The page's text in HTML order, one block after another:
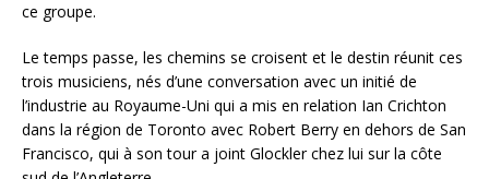
ce groupe.
Le temps passe, les chemins se croisent et le destin réunit ces
trois musiciens, nés d’une conversation avec un initié de
l’industrie au Royaume-Uni qui a mis en relation Ian Crichton
dans la région de Toronto avec Robert Berry en dehors de San
Francisco, qui à son tour a joint Glockler chez lui sur la côte